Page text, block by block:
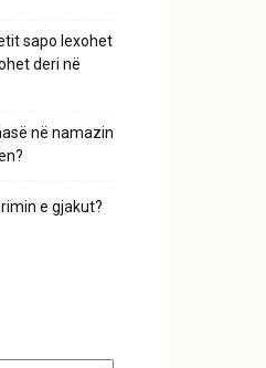
sapo lexohet
deri në
në namazin
e gjakut?